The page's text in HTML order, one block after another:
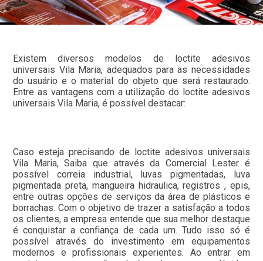
Existem diversos modelos de loctite adesivos
universais Vila Maria, adequados para as necessidades
do usuário e o material do objeto que será restaurado.
Entre as vantagens com a utilização do loctite adesivos
universais Vila Maria, é possível destacar:
Caso esteja precisando de loctite adesivos universais
Vila Maria, Saiba que através da Comercial Lester é
possível correia industrial, luvas pigmentadas, luva
pigmentada preta, mangueira hidraulica, registros , epis,
entre outras opções de serviços da área de plásticos e
borrachas. Com o objetivo de trazer a satisfação a todos
os clientes, a empresa entende que sua melhor destaque
é conquistar a confiança de cada um. Tudo isso só é
possível através do investimento em equipamentos
modernos e profissionais experientes. Ao entrar em